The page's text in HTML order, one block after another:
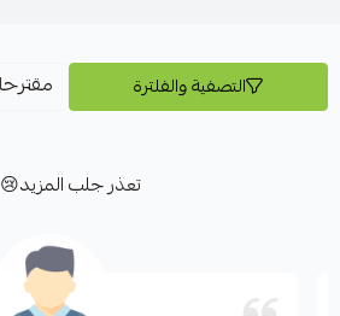
التصفية والفلترة
تعذر جلب المزيد😢